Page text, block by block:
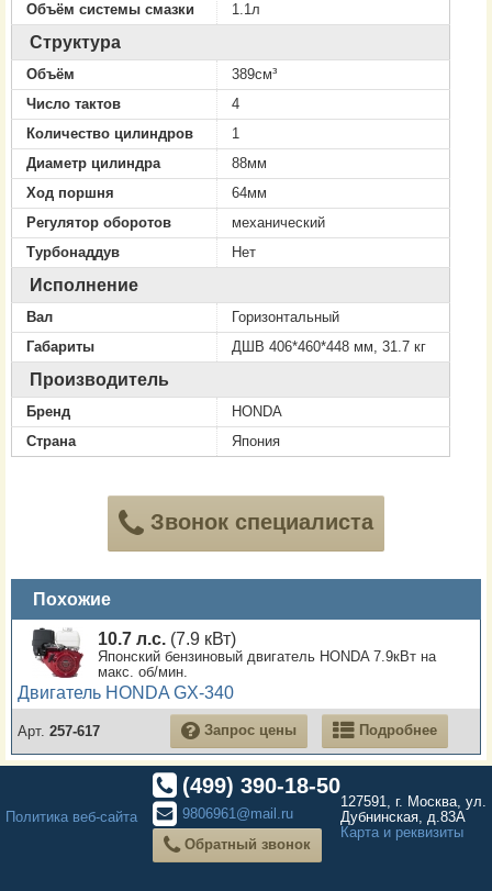
Объём системы смазки 1.1л
Структура
Объём
389см³
Число тактов
4
Количество цилиндров
1
Диаметр цилиндра
88мм
Ход поршня
64мм
Регулятор оборотов
механический
Турбонаддув
Нет
Исполнение
Вал
Горизонтальный
Габариты
ДШВ 406*460*448 мм, 31.7 кг
Производитель
Бренд
HONDA
Страна
Япония
Звонок специалиста
Похожие
10.7 л.с. (7.9 кВт)
Японский бензиновый двигатель HONDA 7.9кВт на
макс. об/мин.
Двигатель HONDA GX-340
Арт. 257-617 Запрос цены Подробнее
Политика веб-сайта
(499) 390-18-50
9806961@mail.ru
Обратный звонок
127591, г. Москва, ул.
Дубнинская, д.83А
Карта и реквизиты